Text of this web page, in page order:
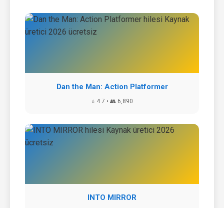
Dan the Man: Action Platformer
⭐ 4.7 • 👥 6,890
INTO MIRROR